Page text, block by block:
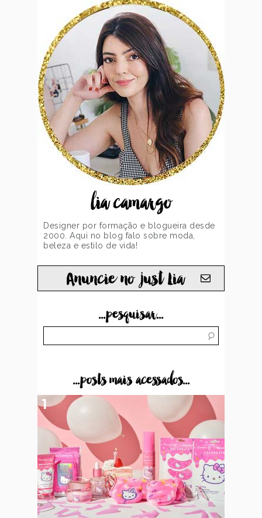
lia camargo
Designer por formação e blogueira desde
2000. Aqui no blog falo sobre moda,
beleza e estilo de vida!
Anuncie no just Lia
...pesquisar...
...posts mais acessados...
1